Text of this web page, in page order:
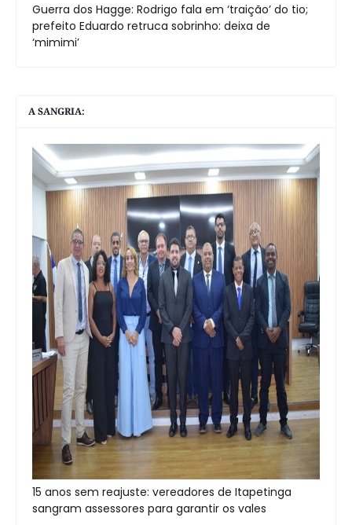
Guerra dos Hagge: Rodrigo fala em ‘traição’ do tio;
prefeito Eduardo retruca sobrinho: deixa de
‘mimimi’
A SANGRIA:
15 anos sem reajuste: vereadores de Itapetinga
sangram assessores para garantir os vales